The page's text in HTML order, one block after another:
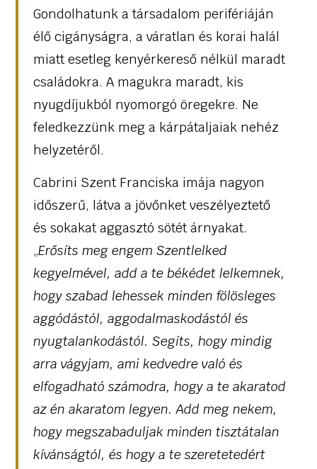
Gondolhatunk a társadalom perifériáján
élő cigányságra, a váratlan és korai halál
miatt esetleg kenyérkereső nélkül maradt
családokra. A magukra maradt, kis
nyugdíjukból nyomorgó öregekre. Ne
feledkezzünk meg a kárpátaljaiak nehéz
helyzetéről.
Cabrini Szent Franciska imája nagyon
időszerű, látva a jövőnket veszélyeztető
és sokakat aggasztó sötét árnyakat.
„Erősíts meg engem Szentlelked
kegyelmével, add a te békédet lelkemnek,
hogy szabad lehessek minden fölösleges
aggódástól, aggodalmaskodástól és
nyugtalankodástól. Segíts, hogy mindig
arra vágyjam, ami kedvedre való és
elfogadható számodra, hogy a te akaratod
az én akaratom legyen. Add meg nekem,
hogy megszabaduljak minden tisztátalan
kívánságtól, és hogy a te szeretetedért